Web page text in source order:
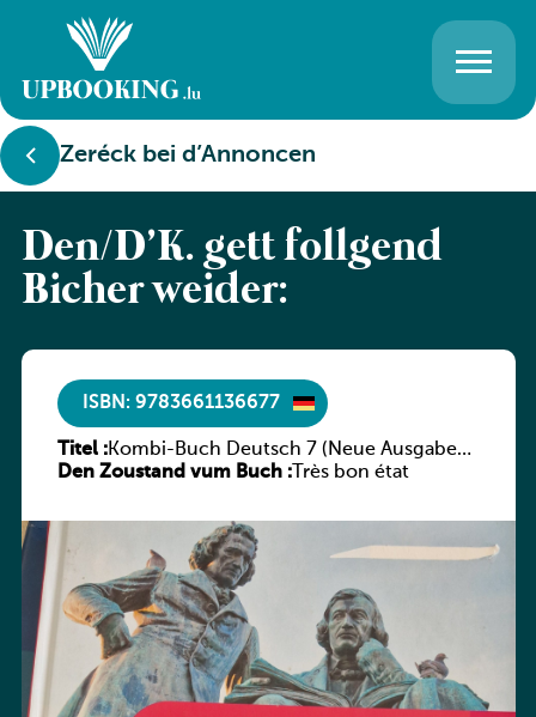
Zeréck bei d’Annoncen
Den/D’K. gëtt follgend
Bicher weider:
ISBN: 9783661136677
Titel :Kombi-Buch Deutsch 7 (Neue Ausgabe
Luxemburg)
Den Zoustand vum Buch :Très bon état